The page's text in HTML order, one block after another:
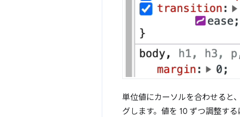
単位値にカーソルを合わせると
グします。値を 10 ずつ調整す